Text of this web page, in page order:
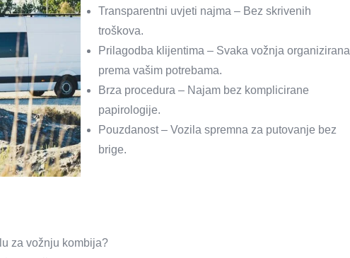
Transparentni uvjeti najma – Bez skrivenih
troškova.
Prilagodba klijentima – Svaka vožnja organizirana
prema vašim potrebama.
Brza procedura – Najam bez komplicirane
papirologije.
Pouzdanost – Vozila spremna za putovanje bez
brige.
za vožnju kombija?